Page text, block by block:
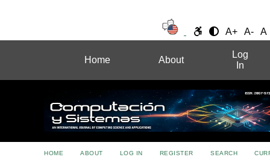
A+ A- A
Home About
Log
In
HOME ABOUT LOG IN REGISTER SEARCH